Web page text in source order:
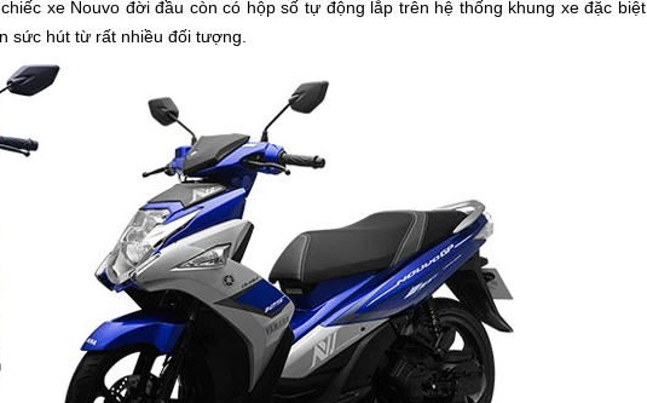
xe Nouvo đời đầu còn có hộp số tự động lắp trên hệ thống khung xe đặc biệt
sức hút từ rất nhiều đối tượng.